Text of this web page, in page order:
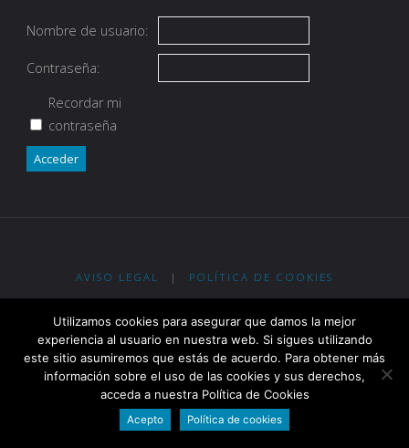
Nombre de usuario:
Contraseña:
Recordar mi
contraseña
Acceder
AVISO LEGAL | POLÍTICA DE COOKIES
Eypos Club de Tiro con Arco - R. G. Ent. Dep. Gobierno de La Rioja
nº 2-0913 - R. RFETA nº 2.400
Funciona conFluida&WordPress.
Utilizamos cookies para asegurar que damos la mejor
experiencia al usuario en nuestra web. Si sigues utilizando
este sitio asumiremos que estás de acuerdo. Para obtener más
información sobre el uso de las cookies y sus derechos,
acceda a nuestra Política de Cookies
Acepto Política de cookies